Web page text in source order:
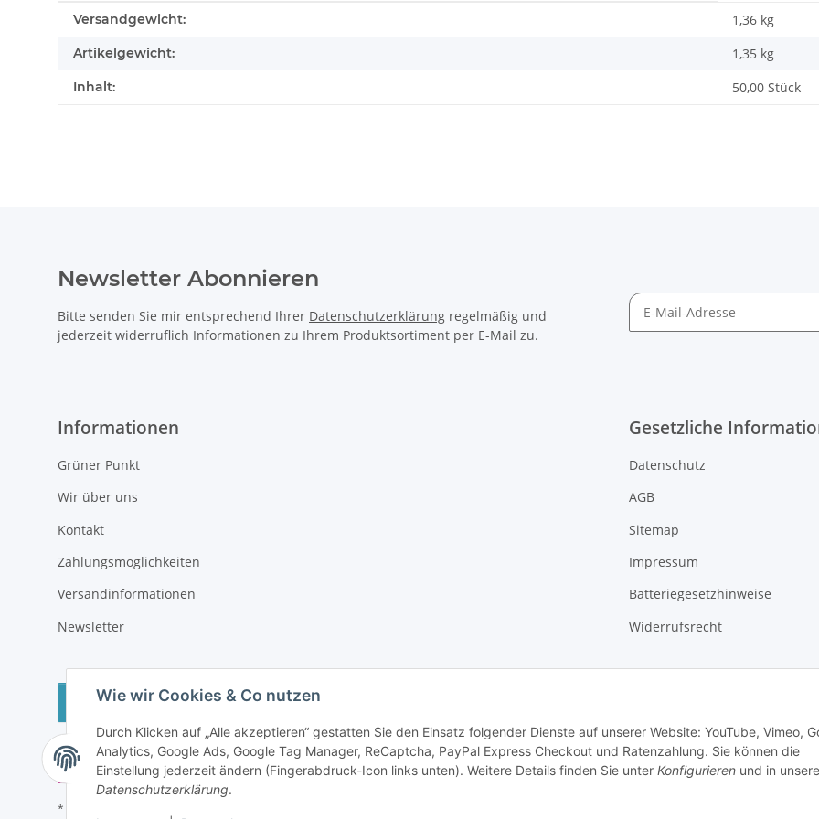
Wie wir Cookies & Co nutzen
Durch Klicken auf „Alle akzeptieren“ gestatten Sie den Einsatz folgender Dienste auf unserer Website: YouTube, Vimeo,
Analytics, Google Ads, Google Tag Manager, ReCaptcha, PayPal Express Checkout und Ratenzahlung. Sie können die
Einstellung jederzeit ändern (Fingerabdruck-Icon links unten). Weitere Details finden Sie unter Konfigurieren und in
Datenschutzerklärung.
Produkteigenschaft
Wert
Versandgewicht: 1,36 kg
Artikelgewicht: 1,35 kg
Inhalt: 50,00 Stück
Newsletter Abonnieren
Bitte senden Sie mir entsprechend Ihrer Datenschutzerklärung regelmäßig und
jederzeit widerruflich Informationen zu Ihrem Produktsortiment per E-Mail zu.
Informationen
Grüner Punkt
Wir über uns
Kontakt
Zahlungsmöglichkeiten
Versandinformationen
Newsletter
Gesetzliche
Datenschutz
AGB
Sitemap
Impressum
Batteriegesetzhinweise
Widerrufsrecht
Vertrag widerrufen
* Alle Preise inkl. gesetzlicher USt., zzgl.